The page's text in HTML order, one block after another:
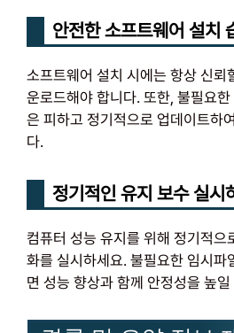
안전한 소프트웨어 설치
소프트웨어 설치 시에는 항상 신뢰
운로드해야 합니다. 또한, 불필요
은 피하고 정기적으로 업데이트하
다.
정기적인 유지 보수 실시
컴퓨터 성능 유지를 위해 정기적으
화를 실시하세요. 불필요한 임시파
면 성능 향상과 함께 안정성을 높